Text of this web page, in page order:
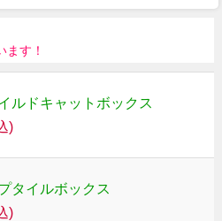
ます！
ルドキャットボックス
)
タイルボックス
)